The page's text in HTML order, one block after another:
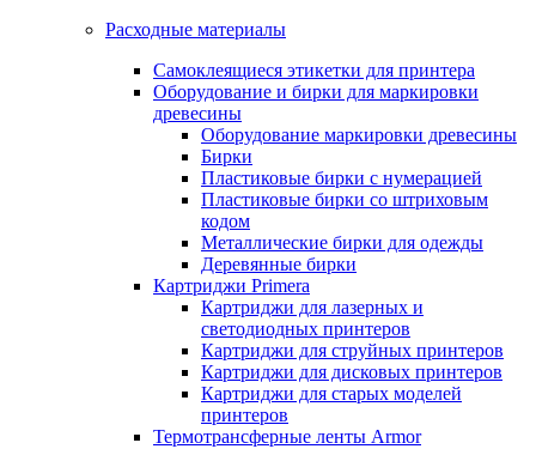
Расходные материалы
Самоклеящиеся этикетки для принтера
Оборудование и бирки для маркировки
древесины
Оборудование маркировки древесины
Бирки
Пластиковые бирки с нумерацией
Пластиковые бирки со штриховым
кодом
Металлические бирки для одежды
Деревянные бирки
Картриджи Primera
Картриджи для лазерных и
светодиодных принтеров
Картриджи для струйных принтеров
Картриджи для дисковых принтеров
Картриджи для старых моделей
принтеров
Термотрансферные ленты Armor